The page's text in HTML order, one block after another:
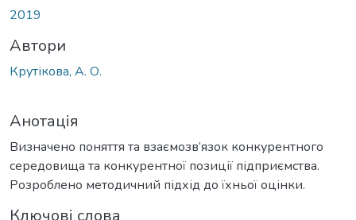
2019
Автори
Крутікова, А. О.
Анотація
Визначено поняття та взаємозв’язок конкурентного
середовища та конкурентної позиції підприємства.
Розроблено методичний підхід до їхньої оцінки.
Ключові слова